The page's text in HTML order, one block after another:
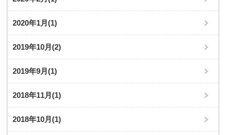
2020年1月(1)
2019年10月(2)
2019年9月(1)
2018年11月(1)
2018年10月(1)